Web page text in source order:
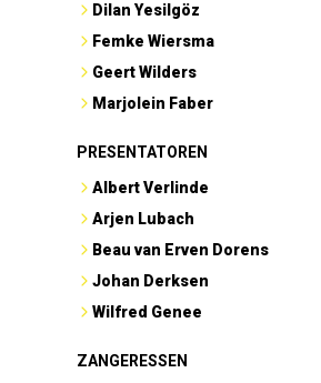
Dilan Yesilgöz
Femke Wiersma
Geert Wilders
Marjolein Faber
PRESENTATOREN
Albert Verlinde
Arjen Lubach
Beau van Erven Dorens
Johan Derksen
Wilfred Genee
ZANGERESSEN